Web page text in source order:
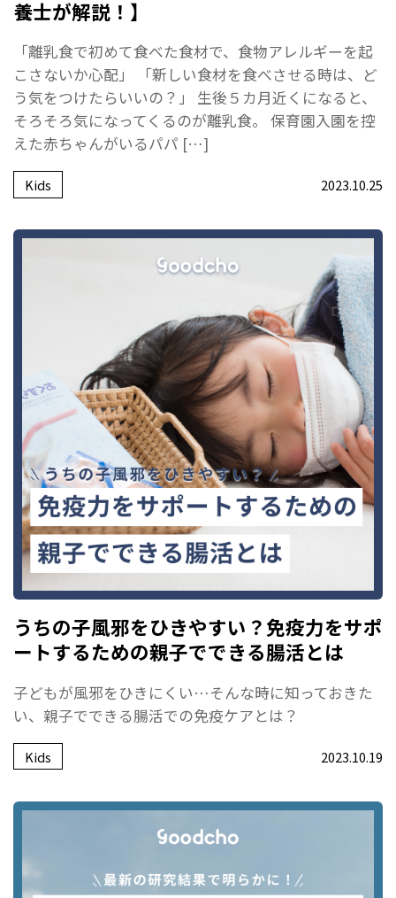
養士が解説！】
「離乳食で初めて食べた食材で、食物アレルギーを起
こさないか心配」 「新しい食材を食べさせる時は、ど
う気をつけたらいいの？」 生後５カ月近くになると、
そろそろ気になってくるのが離乳食。 保育園入園を控
えた赤ちゃんがいるパパ […]
Kids 2023.10.25
うちの子風邪をひきやすい？免疫力をサポ
ートするための親子でできる腸活とは
子どもが風邪をひきにくい…そんな時に知っておきた
い、親子でできる腸活での免疫ケアとは？
Kids 2023.10.19